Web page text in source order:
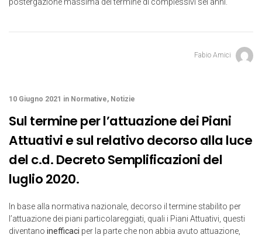
Fabio Amici
10 Giugno 2021 in Normative, Notizie
Sul termine per l’attuazione dei Piani
Attuativi e sul relativo decorso alla luce
del c.d. Decreto Semplificazioni del
luglio 2020.
In base alla normativa nazionale, decorso il termine stabilito per
l’attuazione dei piani particolareggiati, quali i Piani Attuativi, questi
diventano inefficaci per la parte che non abbia avuto attuazione,